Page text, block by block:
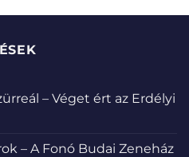
– Véget ért az Erdélyi
– A Fonó Budai Zeneház